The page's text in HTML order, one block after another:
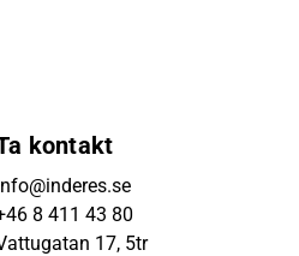
kontakt
8 411 43 80
17, 5tr